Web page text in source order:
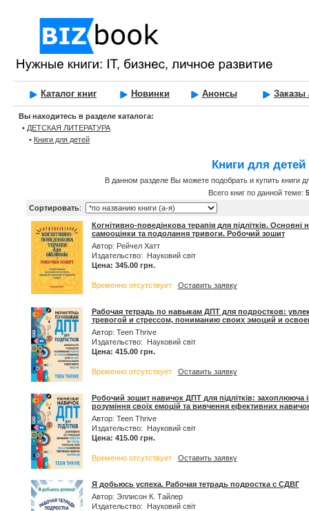
Каталог книг Новинки Анонсы Заказы
Вы находитесь в разделе каталога:
• ДЕТСКАЯ ЛИТЕРАТУРА
• Книги для детей
Книги для детей
В данном разделе Вы можете подобрать и купить книги
Всего книг по данной теме: 5
Сортировать:
Когнітивно-поведінкова терапія для підлітків.
самооцінки та подолання тривоги. Робочий зошит
Автор: Рейчел Хатт
Издательство: Науковий світ
Цена: 345.00 грн.
Временно отсутствует Оставить заявку
Рабочая тетрадь по навыкам ДПТ для подростков:
тревогой и стрессом, пониманию своих эмоций и
Автор: Teen Thrive
Издательство: Науковий світ
Цена: 415.00 грн.
Временно отсутствует Оставить заявку
Робочий зошит навичок ДПТ для підлітків: захоплююча
розуміння своїх емоцій та вивчення ефективних навичок
Автор: Teen Thrive
Издательство: Науковий світ
Цена: 415.00 грн.
Временно отсутствует Оставить заявку
Я добьюсь успеха. Рабочая тетрадь подростка с СДВГ
Автор: Эллисон К. Тайлер
Издательство: Науковий світ